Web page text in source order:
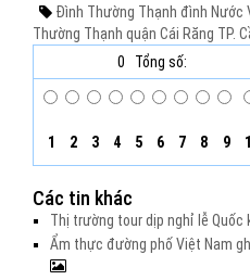
Đình Thường Thạnh đình Nước
Thường Thạnh quận Cái Răng TP.
0
Tổng số:
1 2 3 4 5 6 7 8 9
Các tin khác
Thị trường tour dịp nghỉ lễ Quốc
Ẩm thực đường phố Việt Nam